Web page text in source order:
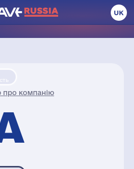
UK
про компанію